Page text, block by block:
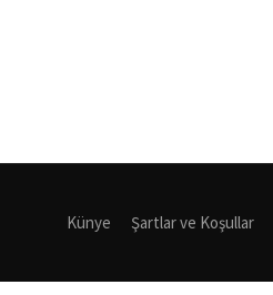
Künye Şartlar ve Koşullar